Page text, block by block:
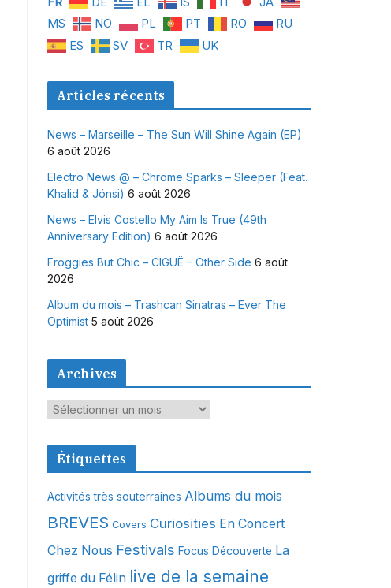
MS
NO PL PT RO
RU
ES
SV TR UK
Articles récents
News – Marseille – The Sun Will Shine Again (EP)
6 août 2026
Electro News @ – Chrome Sparks – Sleeper (Feat.
Khalid & Jónsi) 6 août 2026
News – Elvis Costello My Aim Is True (49th
Anniversary Edition) 6 août 2026
Froggies But Chic – CIGUË – Other Side 6 août
2026
Album du mois – Trashcan Sinatras – Ever The
Optimist 5 août 2026
Archives
A
c
e
s
Étiquettes
Activités très souterraines Albums du mois
BREVES Covers Curiosities En Concert
Chez Nous Festivals Focus Découverte La
griffe du Félin live de la semaine